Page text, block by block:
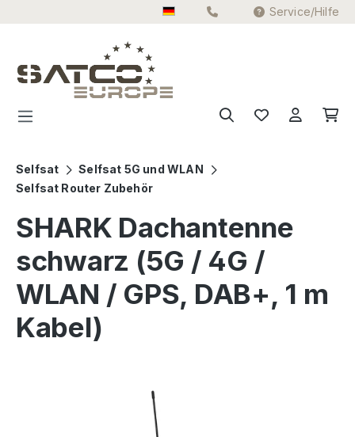
Zum Hauptinhalt springen Service/Hilfe
Selfsat
Selfsat 5G und WLAN
Selfsat Router Zubehör
SHARK Dachantenne
schwarz (5G / 4G /
WLAN / GPS, DAB+, 1 m
Kabel)
Bildergalerie überspringen